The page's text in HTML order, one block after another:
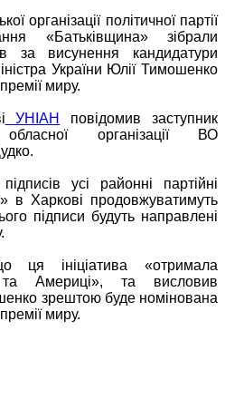
організації політичної партії
«Батьківщина» зібрали
за висунення кандидатури
України Юлії Тимошенко
миру.
УНІАН
повідомив заступник
організації ВО
усі районні партійні
в Харкові продовжуватимуть
підписи будуть направлені
ця ініціатива «отримала
Америці», та висловив
зрештою буде номінована
миру.